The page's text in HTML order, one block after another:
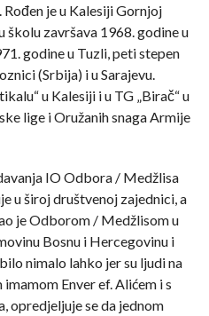
je u Kalesiji Gornjoj
školu završava 1968. godine u
godine u Tuzli, peti stepen
(Srbija) i u Sarajevu.
u Kalesiji i u TG „Birač“ u
lige i Oružanih snaga Armije
IO Odbora / Medžlisa
u široj društvenoj zajednici, a
je Odborom / Medžlisom u
Bosnu i Hercegovinu i
nimalo lahko jer su ljudi na
Enver ef. Alićem i s
opredjeljuje se da jednom